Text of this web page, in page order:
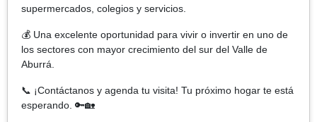
supermercados, colegios y servicios.
💰 Una excelente oportunidad para vivir o invertir en uno de
los sectores con mayor crecimiento del sur del Valle de
Aburrá.
📞 ¡Contáctanos y agenda tu visita! Tu próximo hogar te está
esperando. 🔑🏡